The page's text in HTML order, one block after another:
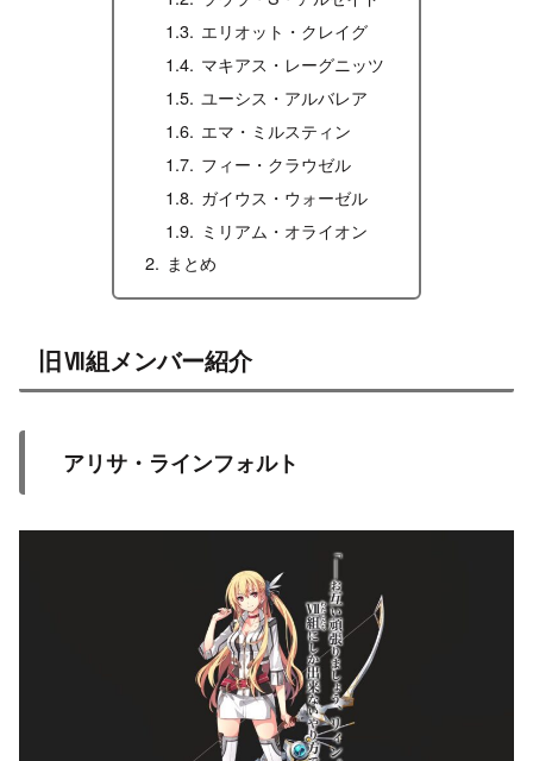
エリオット・クレイグ
マキアス・レーグニッツ
ユーシス・アルバレア
エマ・ミルスティン
フィー・クラウゼル
ガイウス・ウォーゼル
ミリアム・オライオン
まとめ
旧Ⅶ組メンバー紹介
アリサ・ラインフォルト